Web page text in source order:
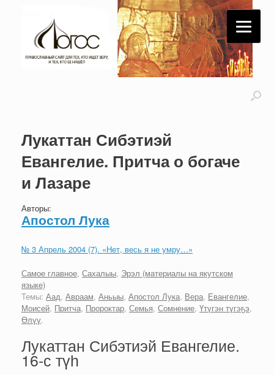
Лукаттан Сибэтиэй
Евангелие. Притча о богаче
и Лазаре
Авторы:
Апостол Лука
№ 3 Апрель 2004 (7). «Нет, весь я не умру…»
Самое главное, Сахалыы, Эрэл (материалы на якутском
языке)
Темы: Аад, Авраам, Аньыы, Апостол Лука, Вера, Евангелие,
Моисей, Притча, Пророктар, Семья, Сомнение, Үтүгэн түгэҕэ,
Өлүү.
Лукаттан Сибэтиэй Евангелие.
16-с түһ